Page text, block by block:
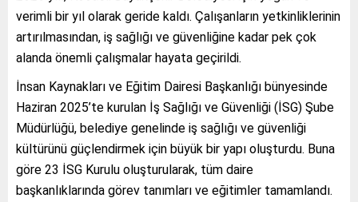
verimli bir yıl olarak geride kaldı. Çalışanların yetkinliklerinin
artırılmasından, iş sağlığı ve güvenliğine kadar pek çok
alanda önemli çalışmalar hayata geçirildi.
İnsan Kaynakları ve Eğitim Dairesi Başkanlığı bünyesinde
Haziran 2025’te kurulan İş Sağlığı ve Güvenliği (İSG) Şube
Müdürlüğü, belediye genelinde iş sağlığı ve güvenliği
kültürünü güçlendirmek için büyük bir yapı oluşturdu. Buna
göre 23 İSG Kurulu oluşturularak, tüm daire
başkanlıklarında görev tanımları ve eğitimler tamamlandı.